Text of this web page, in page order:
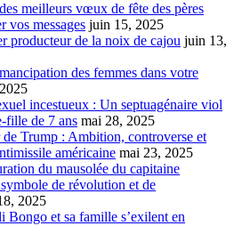
meilleurs vœux de fête des pères
vos messages juin 15, 2025
producteur de la noix de cajou juin 13,
des femmes dans votre
incestueux : Un septuagénaire viol
fille de 7 ans mai 28, 2025
Trump : Ambition, controverse et
américaine mai 23, 2025
du mausolée du capitaine
de révolution et de
2025
Bongo et sa famille s’exilent en